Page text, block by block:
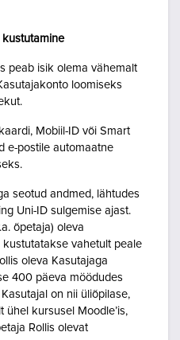
peab isik olema vähemalt
loomiseks
Mobiil-ID või Smart
e-postile automaatne
seotud andmed, lähtudes
Uni-ID sulgemise ajast.
õpetaja) oleva
vahetult peale
oleva Kasutajaga
400 päeva möödudes
on nii üliõpilase,
ühel kursusel Moodle’is,
Rollis olevat